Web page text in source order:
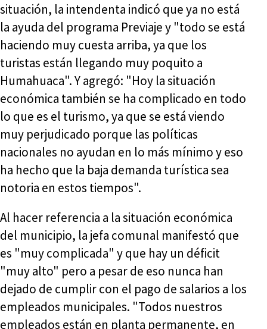
situación, la intendenta indicó que ya no está
la ayuda del programa Previaje y "todo se está
haciendo muy cuesta arriba, ya que los
turistas están llegando muy poquito a
Humahuaca". Y agregó: "Hoy la situación
económica también se ha complicado en todo
lo que es el turismo, ya que se está viendo
muy perjudicado porque las políticas
nacionales no ayudan en lo más mínimo y eso
ha hecho que la baja demanda turística sea
notoria en estos tiempos".
Al hacer referencia a la situación económica
del municipio, la jefa comunal manifestó que
es "muy complicada" y que hay un déficit
"muy alto" pero a pesar de eso nunca han
dejado de cumplir con el pago de salarios a los
empleados municipales. "Todos nuestros
empleados están en planta permanente, en